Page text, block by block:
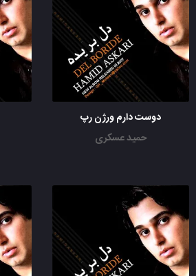
دوست دارم ورژن رپ
حمید عسکری